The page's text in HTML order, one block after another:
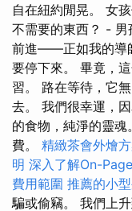
自在紐約閒晃。 女
不需要的東西？ - 男
前進——正如我的導
要停下來。 畢竟，
習。 路在等待，它
去。 我們很幸運，
的食物，純淨的靈魂
費。 精緻茶會外燴
明 深入了解On-
費用範圍 推薦的小
騙或偷竊。 我們上